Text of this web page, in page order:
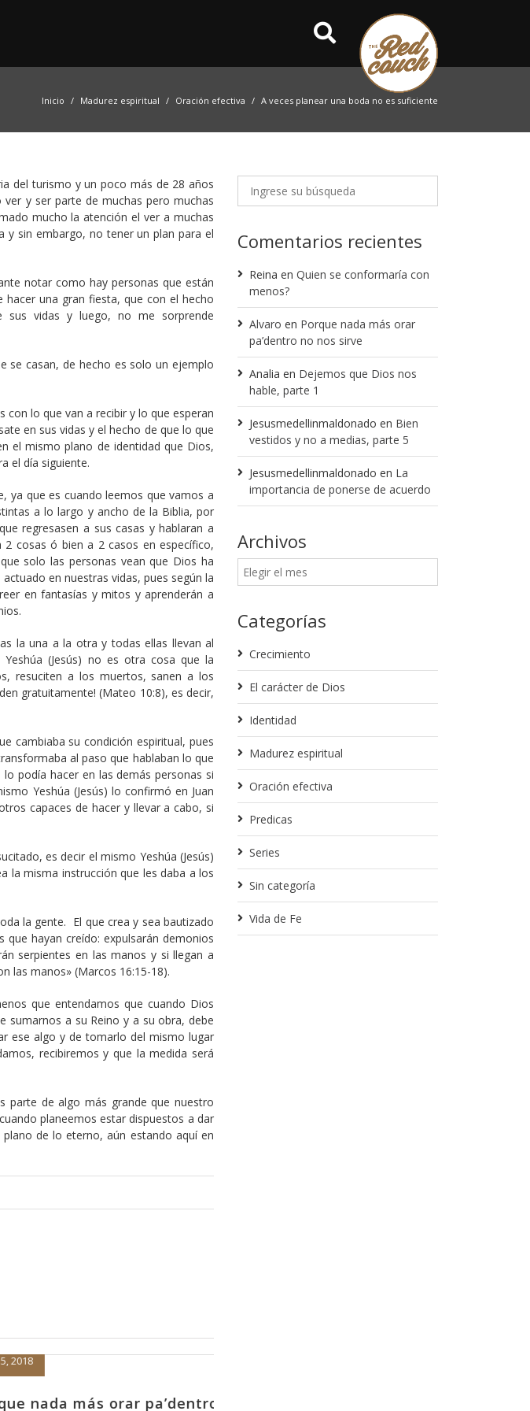
Inicio Madurez espiritual Oración efectiva A veces planear una boda no es suficiente
del turismo y un poco más de 28 años
y ser parte de muchas pero muchas
mucho la atención el ver a muchas
y sin embargo, no tener un plan para el
notar como hay personas que están
una gran fiesta, que con el hecho
vidas y luego, no me sorprende
se casan, de hecho es solo un ejemplo
lo que van a recibir y lo que esperan
en sus vidas y el hecho de que lo que
el mismo plano de identidad que Dios,
el día siguiente.
ya que es cuando leemos que vamos a
a lo largo y ancho de la Biblia, por
regresasen a sus casas y hablaran a
cosas ó bien a 2 casos en específico,
solo las personas vean que Dios ha
en nuestras vidas, pues según la
en fantasías y mitos y aprenderán a
la una a la otra y todas ellas llevan al
(Jesús) no es otra cosa que la
resuciten a los muertos, sanen a los
gratuitamente! (Mateo 10:8), es decir,
cambiaba su condición espiritual, pues
al paso que hablaban lo que
podía hacer en las demás personas si
Yeshúa (Jesús) lo confirmó en Juan
capaces de hacer y llevar a cabo, si
es decir el mismo Yeshúa (Jesús)
la misma instrucción que les daba a los
la gente. El que crea y sea bautizado
que hayan creído: expulsarán demonios
serpientes en las manos y si llegan a
las manos» (Marcos 16:15-18).
que entendamos que cuando Dios
a su Reino y a su obra, debe
ese algo y de tomarlo del mismo lugar
recibiremos y que la medida será
parte de algo más grande que nuestro
planeemos estar dispuestos a dar
de lo eterno, aún estando aquí en
camino hacia ser el “favorito” de
2018
Comentarios recientes
Reina en Quien se conformaría con
menos?
Alvaro en Porque nada más orar
pa’dentro no nos sirve
Analia en Dejemos que Dios nos
hable, parte 1
Jesusmedellinmaldonado en Bien
vestidos y no a medias, parte 5
Jesusmedellinmaldonado en La
importancia de ponerse de acuerdo
Archivos
Categorías
Crecimiento
El carácter de Dios
Identidad
Madurez espiritual
Oración efectiva
Predicas
Series
Sin categoría
Vida de Fe